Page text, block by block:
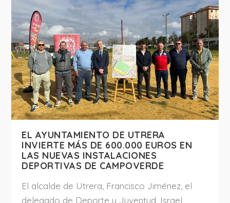
EL AYUNTAMIENTO DE UTRERA
INVIERTE MÁS DE 600.000 EUROS EN
LAS NUEVAS INSTALACIONES
DEPORTIVAS DE CAMPOVERDE
El alcalde de Utrera, Francisco Jiménez, el
delegado de Deporte y Juventud, Israel